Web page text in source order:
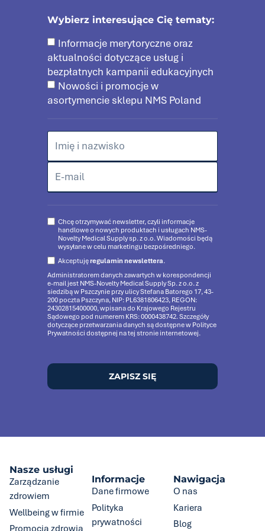
Wybierz interesujące Cię tematy:
Informacje merytoryczne oraz
aktualności dotyczące usług i
bezpłatnych kampanii edukacyjnych
Nowości i promocje w
asortymencie sklepu NMS Poland
Chcę otrzymywać newsletter, czyli informacje
handlowe o nowych produktach i usługach NMS-
Novelty Medical Supply sp. z o.o. Wiadomości będą
wysyłane w celu marketingu bezpośredniego.
Akceptujęregulamin newslettera.
Administratorem danych zawartych w korespondencji
e-mail jest NMS-Novelty Medical Supply Sp. z o.o. z
siedzibą w Pszczynie przy ulicy Stefana Batorego 17, 43-
200 poczta Pszczyna, NIP: PL6381806423, REGON:
24302815400000, wpisana do Krajowego Rejestru
Sądowego pod numerem KRS: 0000438742. Szczegóły
dotyczące przetwarzania danych są dostępne w Polityce
Prywatności dostępnej na tej stronie internetowej.
ZAPISZ SIĘ
Nasze usługi
Zarządzanie
zdrowiem
Wellbeing w firmie
Promocja zdrowia
Informacje
Dane firmowe
Polityka
prywatności
Nawigacja
O nas
Kariera
Blog